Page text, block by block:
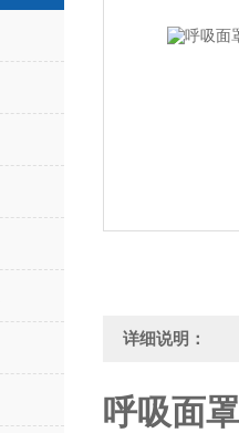
详细说明：
呼吸面